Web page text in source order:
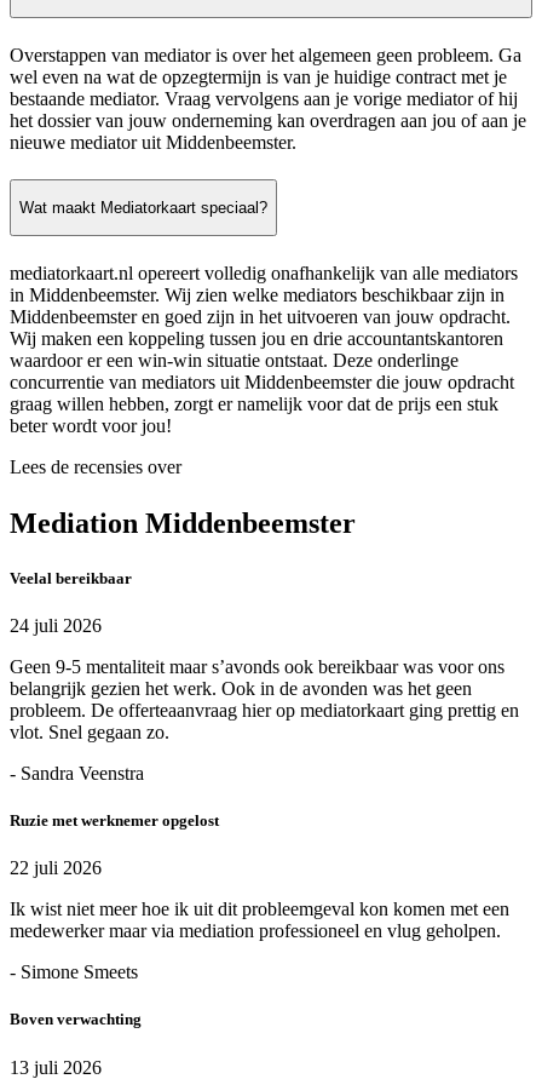
Overstappen van mediator is over het algemeen geen probleem. Ga
wel even na wat de opzegtermijn is van je huidige contract met je
bestaande mediator. Vraag vervolgens aan je vorige mediator of hij
het dossier van jouw onderneming kan overdragen aan jou of aan je
nieuwe mediator uit Middenbeemster.
Wat maakt Mediatorkaart speciaal?
mediatorkaart.nl opereert volledig onafhankelijk van alle mediators
in Middenbeemster. Wij zien welke mediators beschikbaar zijn in
Middenbeemster en goed zijn in het uitvoeren van jouw opdracht.
Wij maken een koppeling tussen jou en drie accountantskantoren
waardoor er een win-win situatie ontstaat. Deze onderlinge
concurrentie van mediators uit Middenbeemster die jouw opdracht
graag willen hebben, zorgt er namelijk voor dat de prijs een stuk
beter wordt voor jou!
Lees de recensies over
Mediation Middenbeemster
Veelal bereikbaar
24 juli 2026
Geen 9-5 mentaliteit maar s’avonds ook bereikbaar was voor ons
belangrijk gezien het werk. Ook in de avonden was het geen
probleem. De offerteaanvraag hier op mediatorkaart ging prettig en
vlot. Snel gegaan zo.
- Sandra Veenstra
Ruzie met werknemer opgelost
22 juli 2026
Ik wist niet meer hoe ik uit dit probleemgeval kon komen met een
medewerker maar via mediation professioneel en vlug geholpen.
- Simone Smeets
Boven verwachting
13 juli 2026